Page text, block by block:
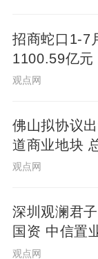
招商蛇口1-7
1100.59亿元
目
观点网
佛山拟协议
道商业地块
观点网
深圳观澜君
国资 中信置
观点网